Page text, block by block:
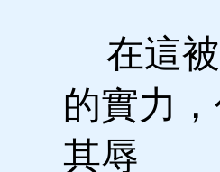
在這被
的實力
其辱